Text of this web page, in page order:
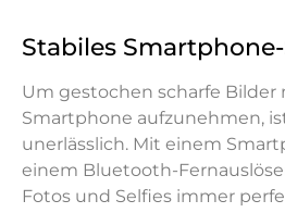
Stabiles
Um gestochen scharfe
Smartphone aufzunehmen,
unerlässlich. Mit einem
einem Bluetooth-
Fotos und Selfies immer